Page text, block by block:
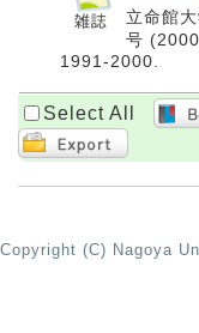
立命館
号
1991-2000.
Select All
Copyright (C) Nagoya